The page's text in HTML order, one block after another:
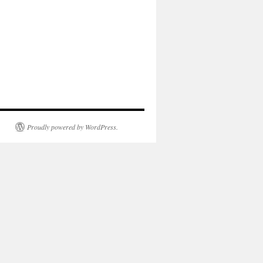
Proudly powered by WordPress.